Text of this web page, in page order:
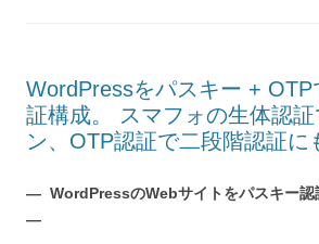
WordPressをパスキー +
証構成。 スマフォの生体認
ン、OTP認証で二段階認証に
— WordPressのWebサイトをパスキー認
—